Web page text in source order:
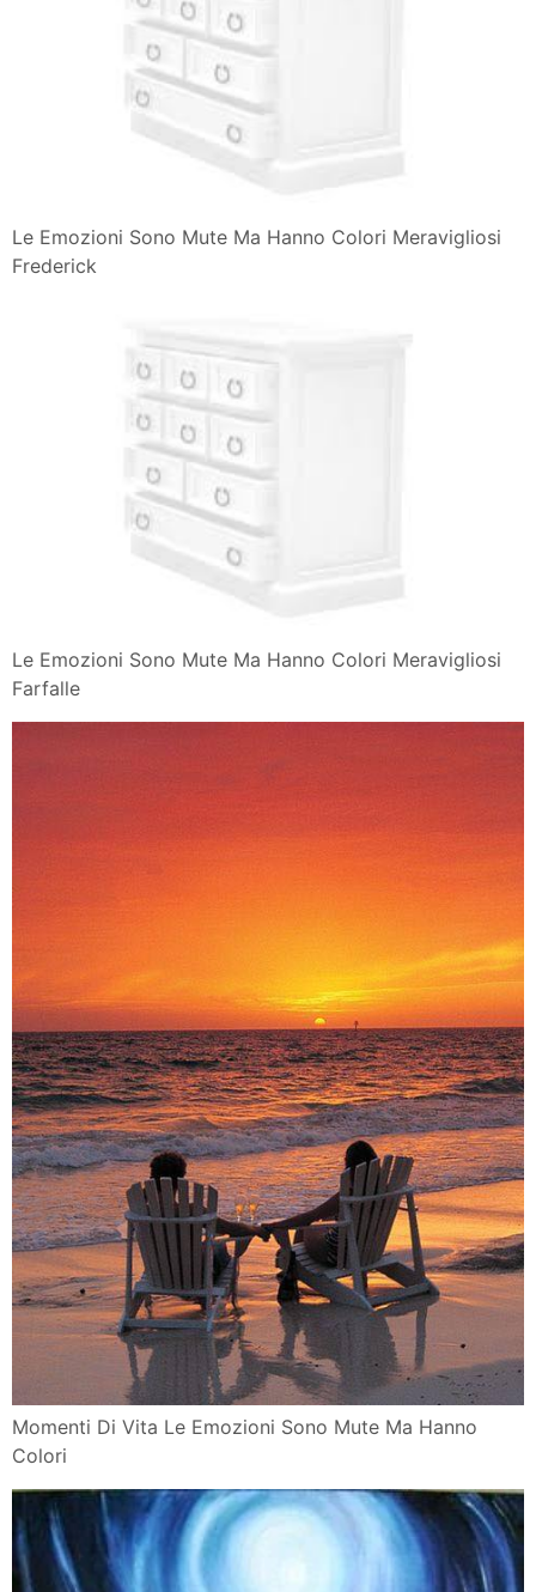
Le Emozioni Sono Mute Ma Hanno Colori Meravigliosi
Frederick
Le Emozioni Sono Mute Ma Hanno Colori Meravigliosi
Farfalle
Momenti Di Vita Le Emozioni Sono Mute Ma Hanno
Colori